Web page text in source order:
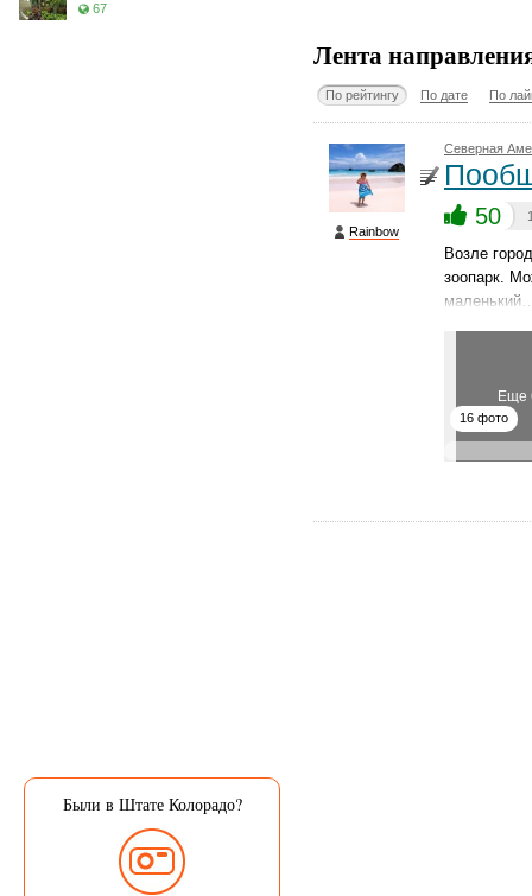
67
Были в Штате Колорадо?
Лента
По рейтингу По дате По
Rainbow
Северная
50
Возле
зоопарк.
Еще
16 фото